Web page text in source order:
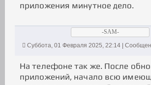
приложения минутное дело.
-SAM-
Суббота, 01 Февраля 2025, 22:14 |
На телефоне так же. После
приложений, начало всю